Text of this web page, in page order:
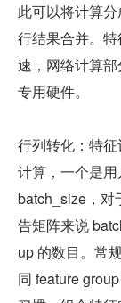
此可以将计算
行结果合并。
速，网络计算
专用硬件。
行列转化：特
计算，一个是
batch_size，对
告矩阵来说
up 的数目。常
同 feature